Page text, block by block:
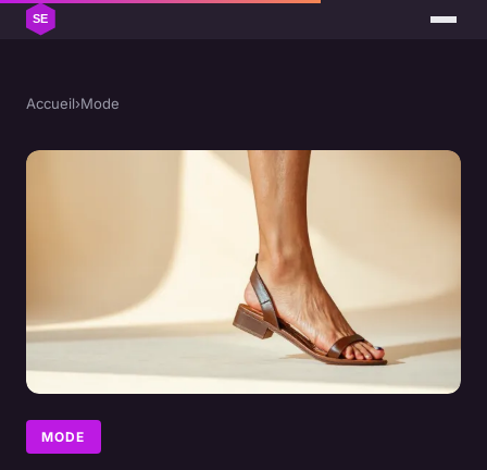
Accueil›Mode
MODE